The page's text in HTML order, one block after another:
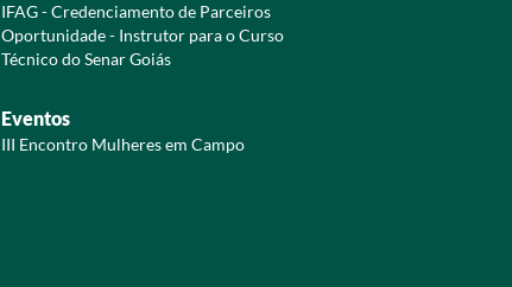
IFAG - Credenciamento de Parceiros
Oportunidade - Instrutor para o Curso
Técnico do Senar Goiás
Eventos
III Encontro Mulheres em Campo